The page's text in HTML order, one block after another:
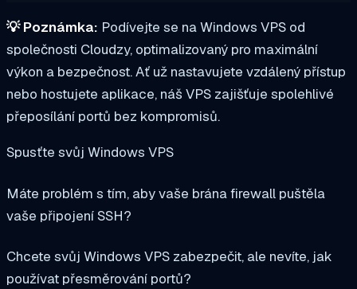
💡Poznámka: Podívejte se na Windows VPS od
společnosti Cloudzy, optimalizovaný pro maximální
výkon a bezpečnost. Ať už nastavujete vzdálený přístup
nebo hostujete aplikace, náš VPS zajišťuje spolehlivé
přeposílání portů bez kompromisů.
Spusťte svůj Windows VPS
Máte problém s tím, aby vaše brána firewall puštěla
vaše připojení SSH?
Chcete svůj Windows VPS zabezpečit, ale nevíte, jak
používat přesměrování portů?